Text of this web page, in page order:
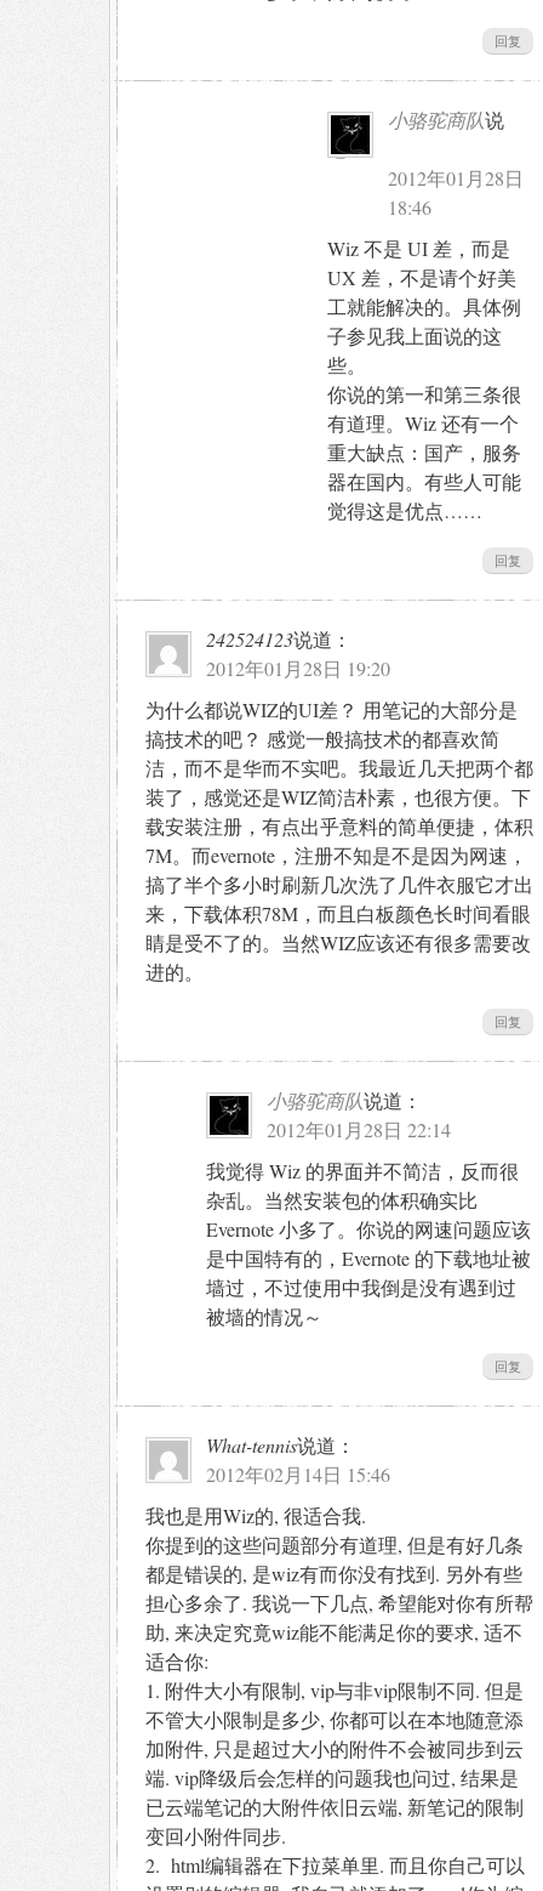
回复
小骆驼商队说
道：
2012年01月28日
18:46
Wiz 不是 UI 差，而是
UX 差，不是请个好美
工就能解决的。具体例
子参见我上面说的这
些。
你说的第一和第三条很
有道理。Wiz 还有一个
重大缺点：国产，服务
器在国内。有些人可能
觉得这是优点……
回复
242524123说道：
2012年01月28日 19:20
为什么都说WIZ的UI差？ 用笔记的大部分是
搞技术的吧？ 感觉一般搞技术的都喜欢简
洁，而不是华而不实吧。我最近几天把两个都
装了，感觉还是WIZ简洁朴素，也很方便。下
载安装注册，有点出乎意料的简单便捷，体积
7M。而evernote，注册不知是不是因为网速，
搞了半个多小时刷新几次洗了几件衣服它才出
来，下载体积78M，而且白板颜色长时间看眼
睛是受不了的。当然WIZ应该还有很多需要改
进的。
回复
小骆驼商队说道：
2012年01月28日 22:14
我觉得 Wiz 的界面并不简洁，反而很
杂乱。当然安装包的体积确实比
Evernote 小多了。你说的网速问题应该
是中国特有的，Evernote 的下载地址被
墙过，不过使用中我倒是没有遇到过
被墙的情况～
回复
What-tennis说道：
2012年02月14日 15:46
我也是用Wiz的, 很适合我.
你提到的这些问题部分有道理, 但是有好几条
都是错误的, 是wiz有而你没有找到. 另外有些
担心多余了. 我说一下几点, 希望能对你有所帮
助, 来决定究竟wiz能不能满足你的要求, 适不
适合你:
1. 附件大小有限制, vip与非vip限制不同. 但是
不管大小限制是多少, 你都可以在本地随意添
加附件, 只是超过大小的附件不会被同步到云
端. vip降级后会怎样的问题我也问过, 结果是
已云端笔记的大附件依旧云端, 新笔记的限制
变回小附件同步.
2. html编辑器在下拉菜单里. 而且你自己可以